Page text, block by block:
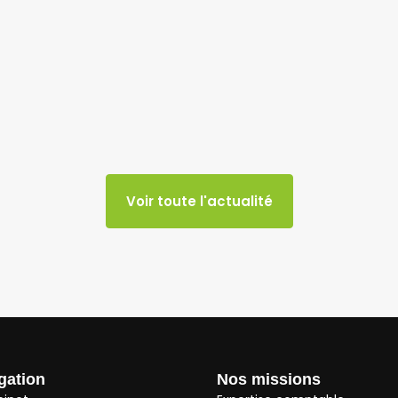
Voir toute l'actualité
Nos missions